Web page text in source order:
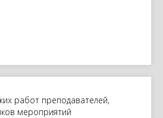
работ преподавателей,
мероприятий